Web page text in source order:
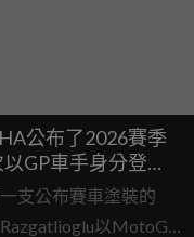
公布了2026賽季
GP車手身分登
支公布賽車塗裝的
以MotoGP